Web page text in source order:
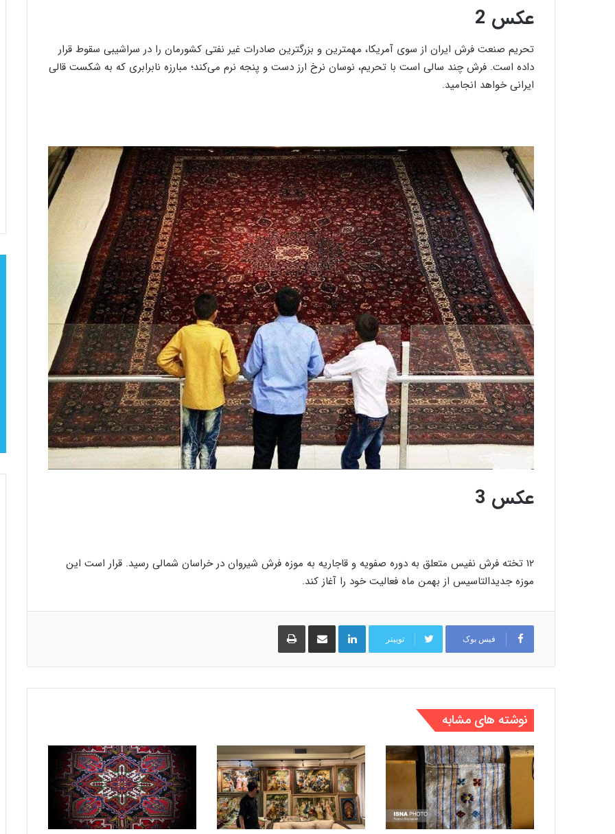
عکس 2
تحریم صنعت فرش ایران از سوی آمریکا، مهمترین و بزرگترین صادرات غیر نفتی کشورمان را در سراشیبی سقوط قرار
داده است. فرش چند سالی است با تحریم، نوسان نرخ ارز دست و پنجه نرم می‌کند؛ مبارزه نابرابری که به شکست قالی
ایرانی خواهد انجامید.
عکس 3
۱۲ تخته فرش نفیس متعلق به دوره صفویه و قاجاریه به موزه فرش شیروان در خراسان شمالی رسید. قرار است این
موزه جدیدالتاسیس از بهمن ماه فعالیت خود را آغاز کند.
فیس بوک توییتر
لینکدین اشتراک گذاری از طریق ایمیل
نوشته های مشابه
ع
ر